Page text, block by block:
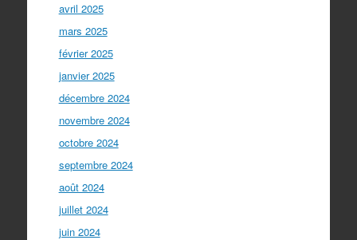
avril 2025
mars 2025
février 2025
janvier 2025
décembre 2024
novembre 2024
octobre 2024
septembre 2024
août 2024
juillet 2024
juin 2024